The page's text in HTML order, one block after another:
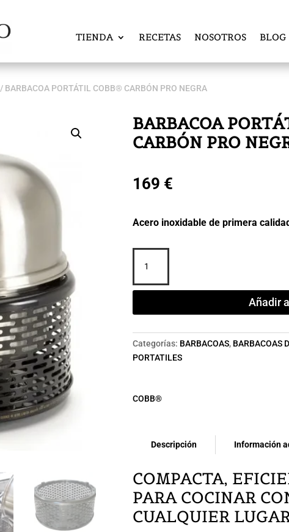
TIENDA RECETAS NOSOTROS BLOG
/ BARBACOA PORTÁTIL COBB® CARBÓN PRO NEGRA
BARBACOA
CARBÓN PRO
169 €
Acero inoxidable de primera
PORTÁTIL
COBB®
cantidad
Añadir
Categorías: BARBACOAS, BARBACOAS
PORTATILES
COBB®
Descripción Información
COMPACTA,
PARA COCINAR
CUALQUIER